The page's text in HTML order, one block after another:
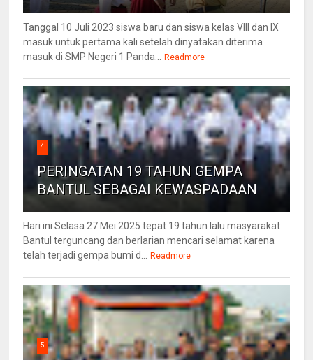
Tanggal 10 Juli 2023 siswa baru dan siswa kelas VIII dan IX
masuk untuk pertama kali setelah dinyatakan diterima
masuk di SMP Negeri 1 Panda...
Readmore
4
PERINGATAN 19 TAHUN GEMPA
BANTUL SEBAGAI KEWASPADAAN
Hari ini Selasa 27 Mei 2025 tepat 19 tahun lalu masyarakat
Bantul terguncang dan berlarian mencari selamat karena
telah terjadi gempa bumi d...
Readmore
5